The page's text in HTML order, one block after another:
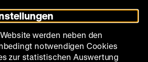
werden neben den
notwendigen Cookies
zur statistischen Auswertung